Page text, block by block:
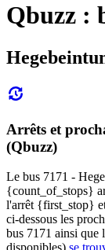
Qbuzz :
Arrêts et
(Qbuzz)
Le bus 7171 -
{count_of_stops}
l'arrêt {first_stop}
ci-dessous les
bus 7171 ainsi que